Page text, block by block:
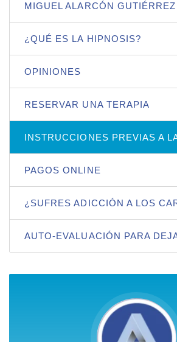
MIGUEL ALARCÓN GUTIÉRREZ
¿QUÉ ES LA HIPNOSIS?
OPINIONES
RESERVAR UNA TERAPIA
INSTRUCCIONES PREVIAS A
PAGOS ONLINE
¿SUFRES ADICCIÓN A LOS
AUTO-EVALUACIÓN PARA